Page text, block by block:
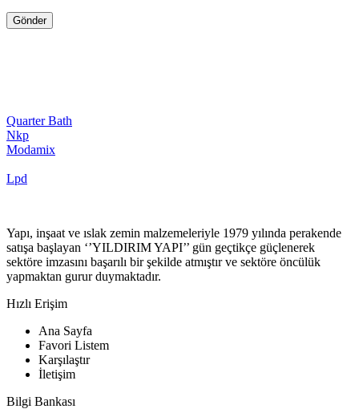
Quarter Bath
Nkp
Modamix
Lpd
Yapı, inşaat ve ıslak zemin malzemeleriyle 1979 yılında perakende
satışa başlayan ‘’YILDIRIM YAPI’’ gün geçtikçe güçlenerek
sektöre imzasını başarılı bir şekilde atmıştır ve sektöre öncülük
yapmaktan gurur duymaktadır.
Hızlı Erişim
Ana Sayfa
Favori Listem
Karşılaştır
İletişim
Bilgi Bankası